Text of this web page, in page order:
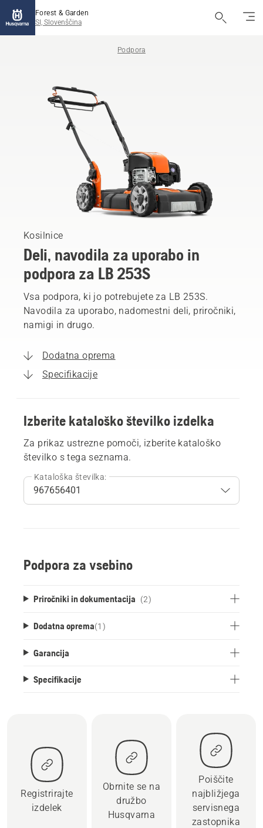
Forest & Garden
SI, Slovenščina
Podpora
Kosilnice
Deli, navodila za uporabo in
podpora za LB 253S
Vsa podpora, ki jo potrebujete za LB 253S.
Navodila za uporabo, nadomestni deli, priročniki,
namigi in drugo.
Dodatna oprema
Specifikacije
Izberite kataloško številko izdelka
Za prikaz ustrezne pomoči, izberite kataloško
številko s tega seznama.
Kataloška številka:
Podpora za vsebino
Priročniki in dokumentacija (2)
Dodatna oprema(1 )
Garancija
Specifikacije
Registrirajte
izdelek
Obrnite se na
družbo
Husqvarna
Poiščite
najbližjega
servisnega
zastopnika